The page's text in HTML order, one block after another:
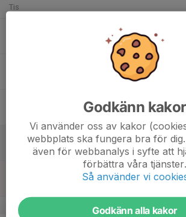
Tis
v.17
Godkänn kakor
Vi använder oss av kakor
webbplats ska fungera bra för
även för webbanalys i syfte att
förbättra våra tjänster.
Så använder vi
Godkänn alla kakor